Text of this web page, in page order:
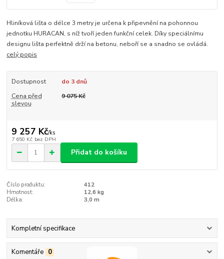
Hliníková lišta o délce 3 metry je určena k připevnění na pohonnou
jednotku HURACAN, s níž tvoří jeden funkční celek. Díky speciálnímu
designu lišta perfektně drží na betonu, neboří se a snadno se ovládá.
celý popis
Dostupnost
do 3 dnů
Cena před
slevou
9 075 Kč
9 257 Kč/ks
7 650 Kč bez DPH
Přidat do košíku
Číslo produktu:
412
Hmotnost:
12,6 kg
Délka:
3,0 m
Kompletní specifikace
Komentáře 0